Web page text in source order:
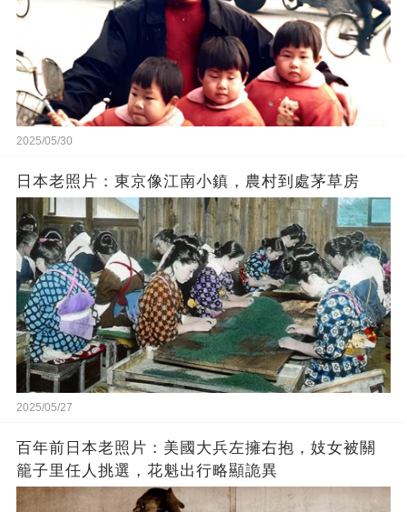
2025/05/30
日本老照片：東京像江南小鎮，農村到處茅草房
2025/05/27
百年前日本老照片：美國大兵左擁右抱，妓女被關
籠子里任人挑選，花魁出行略顯詭異